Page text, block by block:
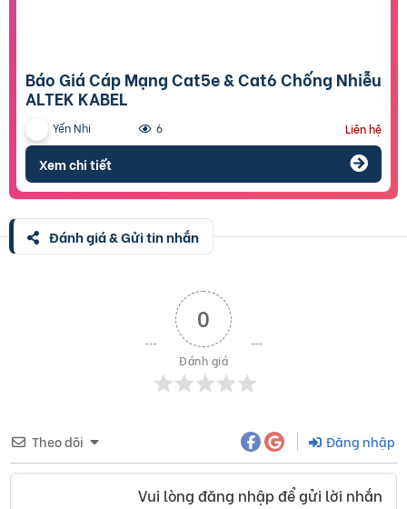
Báo Giá Cáp Mạng Cat5e & Cat6 Chống Nhiễu
ALTEK KABEL
Yến Nhi 6 Liên hệ
Xem chi tiết
Đánh giá & Gửi tin nhắn
0
Đánh giá
Theo dõi Đăng nhập
Vui lòng đăng nhập để gửi lời nhắn